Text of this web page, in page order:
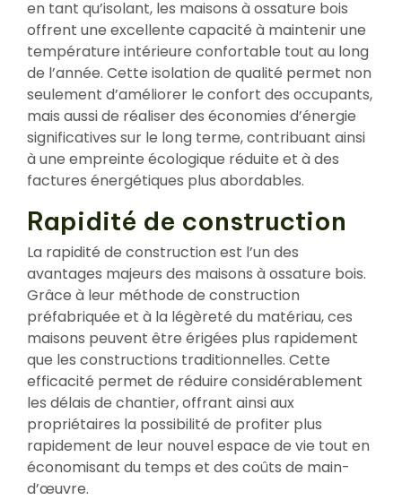
en tant qu’isolant, les maisons à ossature bois
offrent une excellente capacité à maintenir une
température intérieure confortable tout au long
de l’année. Cette isolation de qualité permet non
seulement d’améliorer le confort des occupants,
mais aussi de réaliser des économies d’énergie
significatives sur le long terme, contribuant ainsi
à une empreinte écologique réduite et à des
factures énergétiques plus abordables.
Rapidité de construction
La rapidité de construction est l’un des
avantages majeurs des maisons à ossature bois.
Grâce à leur méthode de construction
préfabriquée et à la légèreté du matériau, ces
maisons peuvent être érigées plus rapidement
que les constructions traditionnelles. Cette
efficacité permet de réduire considérablement
les délais de chantier, offrant ainsi aux
propriétaires la possibilité de profiter plus
rapidement de leur nouvel espace de vie tout en
économisant du temps et des coûts de main-
d’œuvre.